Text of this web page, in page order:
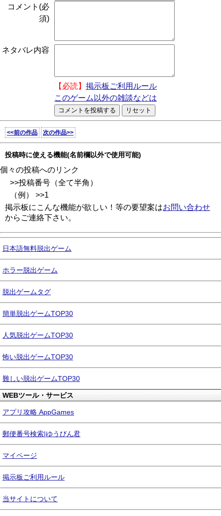
コメント(必
須)
ネタバレ内容
【必読】 掲示板ご利用ルール
このゲーム以外の雑談などは
<<前の作品 次の作品>>
投稿時に使える機能(名前欄以外で使用可能)
個々の投稿へのリンク
>>投稿番号（全て半角）
（例） >>1
掲示板にこんな機能が欲しい！等の要望案はお問い合わせ
からご連絡下さい。
日本語無料脱出ゲーム
ホラー脱出ゲーム
脱出ゲームタグ
簡単脱出ゲームTOP30
人気脱出ゲームTOP30
怖い脱出ゲームTOP30
難しい脱出ゲームTOP30
WEBツール・サービス
アプリ攻略 AppGames
郵便番号検索|ゆうびん君
マイページ
掲示板ご利用ルール
当サイトについて